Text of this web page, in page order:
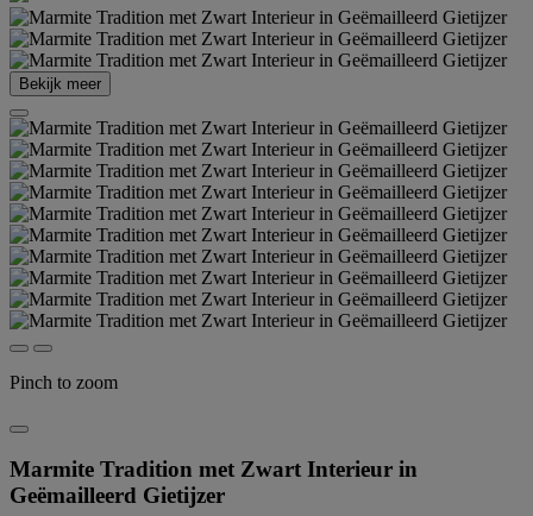
Bekijk meer
Pinch to zoom
Marmite Tradition met Zwart Interieur in
Geëmailleerd Gietijzer